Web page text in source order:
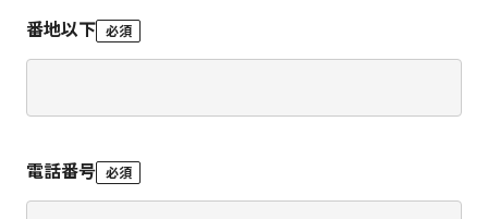
番地以下 必須
電話番号 必須